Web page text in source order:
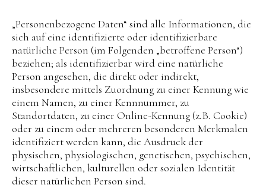
„Personenbezogene Daten“ sind alle Informationen, die
sich auf eine identifizierte oder identifizierbare
natürliche Person (im Folgenden „betroffene Person“)
beziehen; als identifizierbar wird eine natürliche
Person angesehen, die direkt oder indirekt,
insbesondere mittels Zuordnung zu einer Kennung wie
einem Namen, zu einer Kennnummer, zu
Standortdaten, zu einer Online-Kennung (z.B. Cookie)
oder zu einem oder mehreren besonderen Merkmalen
identifiziert werden kann, die Ausdruck der
physischen, physiologischen, genetischen, psychischen,
wirtschaftlichen, kulturellen oder sozialen Identität
dieser natürlichen Person sind.